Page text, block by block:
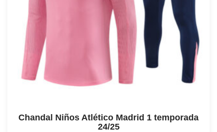
Chandal Niños Atlético Madrid 1 temporada
24/25